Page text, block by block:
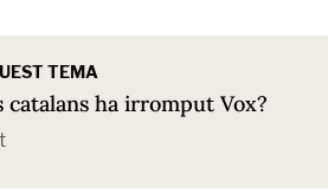
TEMA
ha irromput Vox?